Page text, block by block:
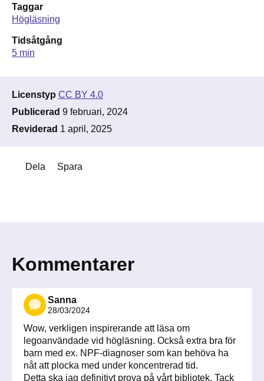
Taggar
Högläsning
Tidsåtgång
5 min
Licenstyp CC BY 4.0
Publicerad 9 februari, 2024
Reviderad 1 april, 2025
Dela Spara
Kommentarer
Sanna
28/03/2024
Wow, verkligen inspirerande att läsa om
legoanvändade vid högläsning. Också extra bra för
barn med ex. NPF-diagnoser som kan behöva ha
nåt att plocka med under koncentrerad tid.
Detta ska jag definitivt prova på vårt bibliotek. Tack